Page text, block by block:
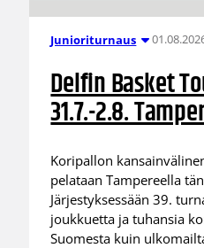
Junioriturnaus
Delfin Basket
31.7.-2.8.
Koripallon
pelataan Tampereella
Järjestyksessään 39.
joukkuetta ja tuhansia
Suomesta kuin